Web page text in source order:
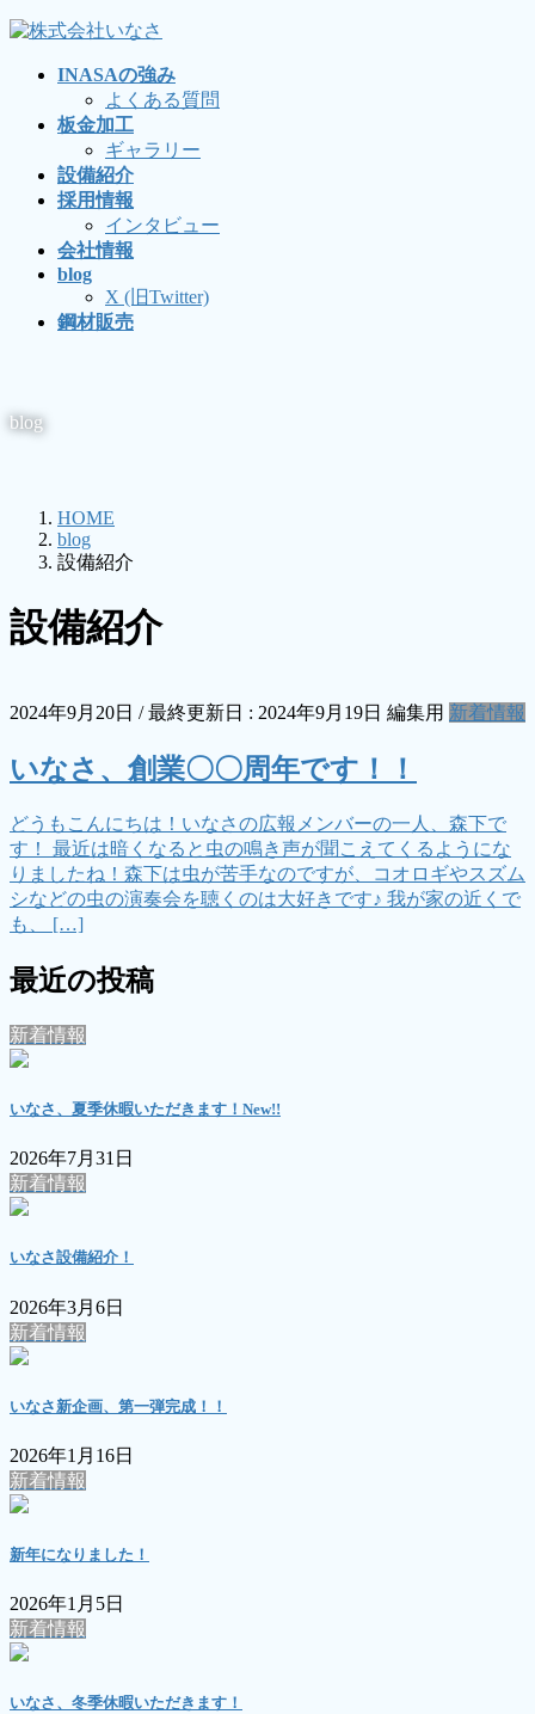
コ
ナ
INASAの強み
よくある質問
板金加工
ギャラリー
設備紹介
採用情報
インタビュー
会社情報
blog
X (旧Twitter)
鋼材販売
blog
HOME
blog
設備紹介
設備紹介
2024年9月20日 / 最終更新日 : 2024年9月19日 編集用 新着情報
いなさ、創業〇〇周年です！！
どうもこんにちは！いなさの広報メンバーの一人、森下で
す！ 最近は暗くなると虫の鳴き声が聞こえてくるようにな
りましたね！森下は虫が苦手なのですが、コオロギやスズム
シなどの虫の演奏会を聴くのは大好きです♪ 我が家の近くで
も、 […]
最近の投稿
新着情報
いなさ、夏季休暇いただきます！ New!!
2026年7月31日
新着情報
いなさ設備紹介！
2026年3月6日
新着情報
いなさ新企画、第一弾完成！！
2026年1月16日
新着情報
新年になりました！
2026年1月5日
新着情報
いなさ、冬季休暇いただきます！